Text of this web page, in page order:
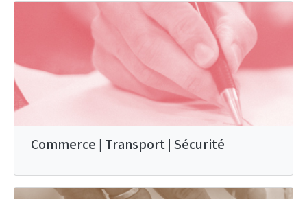
Commerce | Transport | Sécurité